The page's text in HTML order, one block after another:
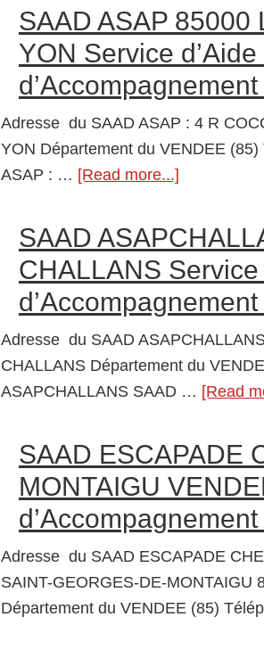
SAAD ASAP 85000
YON Service d’Aide
Adresse du SAAD ASAP : 4 R
YON Département du VENDEE
ASAP : … [Read more...]
ASAP
85000
LA
ROCHE
SUR
YON
Service
à
Domicile
(S.A.A.D.)
SAAD
CHALLANS Service
Adresse du SAAD
CHALLANS Département du
ASAPCHALLANS SAAD … [Read
SAAD ESCAPADE
MONTAIGU
Adresse du SAAD ESCAPADE
SAINT-GEORGES-DE-MONTAIGU
Département du VENDEE (85)